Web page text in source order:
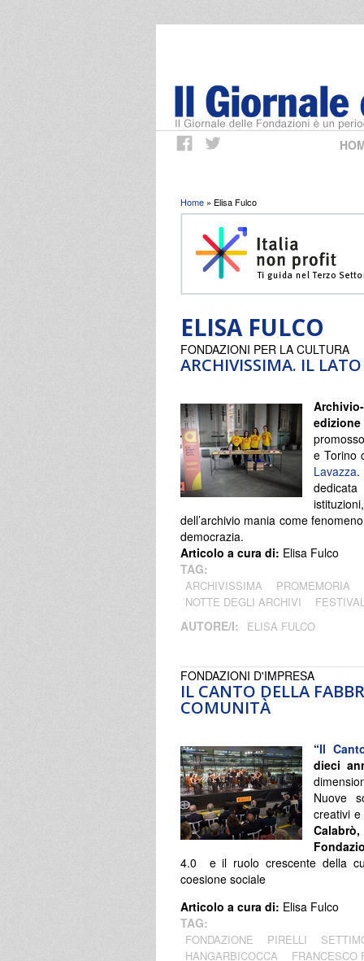
Tu sei qui
Home » Elisa Fulco
ELISA FULCO
ARCHIVISSIMA. IL
FONDAZIONI PER LA CULTURA
e Torino
Lavazza.
dell’archivio mania come
democrazia.
Articolo a cura di: Elisa Fulco
TAG:
ARCHIVISSIMA
PROMEMORIA
NOTTE DEGLI ARCHIVI
AUTORE/I: ELISA FULCO
IL CANTO DELLA
COMUNITÀ
FONDAZIONI D'IMPRESA
“Il
dieci
Nuove
creativi
4.0 e il ruolo crescente della
coesione sociale
Articolo a cura di: Elisa Fulco
TAG:
FONDAZIONE PIRELLI
HANGARBICOCCA
FRANCESCO